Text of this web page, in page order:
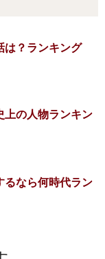
は？ランキング
上の人物ランキン
るなら何時代ラン